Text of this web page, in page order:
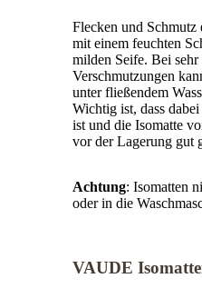
Flecken und Schmutz
mit einem feuchten
milden Seife. Bei sehr
Verschmutzungen
unter fließendem
Wichtig ist, dass
ist und die Isomatte
vor der Lagerung gut
Achtung: Isomatten
oder in die
VAUDE